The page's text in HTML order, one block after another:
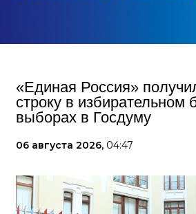
«Единая Россия»
строку в избирательном
выборах в Госдуму
06 августа 2026, 04:47